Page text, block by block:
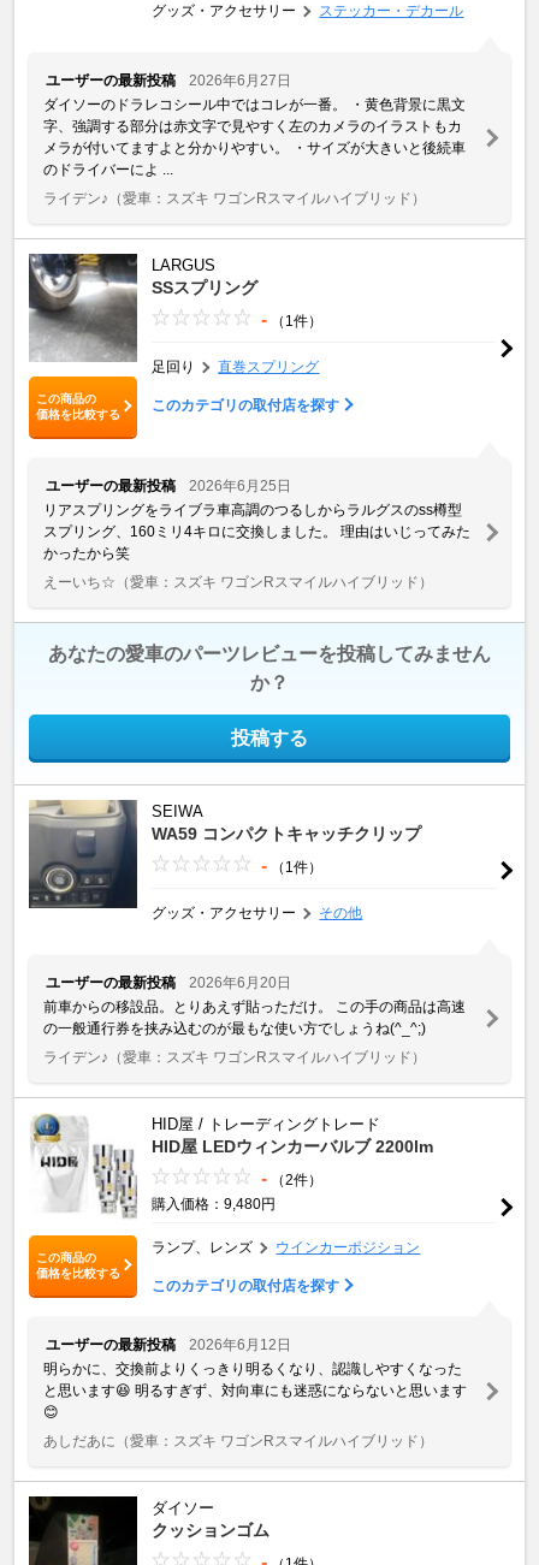
グッズ・アクセサリー ステッカー・デカール
ユーザーの最新投稿
2026年6月27日
ダイソーのドラレコシール中ではコレが一番。 ・黄色背景に黒文
字、強調する部分は赤文字で見やすく左のカメラのイラストもカ
メラが付いてますよと分かりやすい。 ・サイズが大きいと後続車
のドライバーによ ...
ライデン♪ （愛車：スズキ ワゴンRスマイルハイブリッド）
この商品の
価格を比較する
LARGUS
SSスプリング
- （1件）
足回り 直巻スプリング
このカテゴリの取付店を探す
ユーザーの最新投稿
2026年6月25日
リアスプリングをライブラ車高調のつるしからラルグスのss樽型
スプリング、160ミリ4キロに交換しました。 理由はいじってみた
かったから笑
えーいち☆ （愛車：スズキ ワゴンRスマイルハイブリッド）
あなたの愛車のパーツレビューを投稿してみません
か？
投稿する
SEIWA
WA59 コンパクトキャッチクリップ
- （1件）
グッズ・アクセサリー その他
ユーザーの最新投稿
2026年6月20日
前車からの移設品。とりあえず貼っただけ。 この手の商品は高速
の一般通行券を挟み込むのが最もな使い方でしょうね(^_^;)
ライデン♪ （愛車：スズキ ワゴンRスマイルハイブリッド）
この商品の
価格を比較する
HID屋 / トレーディングトレード
HID屋 LEDウィンカーバルブ 2200lm
-
（2件）
購入価格：9,480円
ランプ、レンズ ウインカーポジション
このカテゴリの取付店を探す
ユーザーの最新投稿
2026年6月12日
明らかに、交換前よりくっきり明るくなり、認識しやすくなった
と思います😆 明るすぎず、対向車にも迷惑にならないと思います
😊
あしだあに （愛車：スズキ ワゴンRスマイルハイブリッド）
ダイソー
クッションゴム